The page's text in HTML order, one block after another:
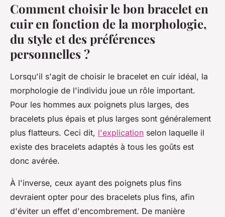
Comment choisir le bon bracelet en
cuir en fonction de la morphologie,
du style et des préférences
personnelles ?
Lorsqu'il s'agit de choisir le bracelet en cuir idéal, la
morphologie de l'individu joue un rôle important.
Pour les hommes aux poignets plus larges, des
bracelets plus épais et plus larges sont généralement
plus flatteurs. Ceci dit, l'explication selon laquelle il
existe des bracelets adaptés à tous les goûts est
donc avérée.
À l'inverse, ceux ayant des poignets plus fins
devraient opter pour des bracelets plus fins, afin
d'éviter un effet d'encombrement. De manière